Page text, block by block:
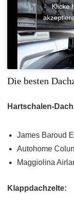
Klicke
Die besten
Hartschalen-
James Baroud
Autohome
Maggiolina
Klappdachzelte: